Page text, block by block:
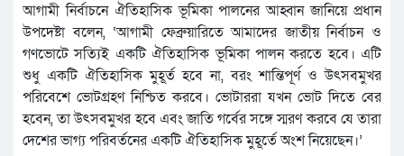
আগামী নির্বাচনে ঐতিহাসিক ভূমিকা পালনের আহ্বান জানিয়ে প্রধান
উপদেষ্টা বলেন, ‘আগামী ফেব্রুয়ারিতে আমাদের জাতীয় নির্বাচন ও
গণভোটে সত্যিই একটি ঐতিহাসিক ভূমিকা পালন করতে হবে। এটি
শুধু একটি ঐতিহাসিক মুহূর্ত হবে না, বরং শান্তিপূর্ণ ও উৎসবমুখর
পরিবেশে ভোটগ্রহণ নিশ্চিত করবে। ভোটাররা যখন ভোট দিতে বের
হবেন, তা উৎসবমুখর হবে এবং জাতি গর্বের সঙ্গে স্মরণ করবে যে তারা
দেশের ভাগ্য পরিবর্তনের একটি ঐতিহাসিক মুহূর্তে অংশ নিয়েছেন।’